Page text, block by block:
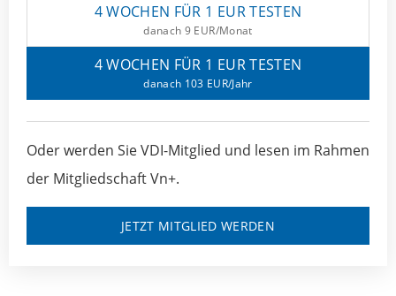
4 WOCHEN FÜR 1 EUR TESTEN
danach 9 EUR/Monat
4 WOCHEN FÜR 1 EUR TESTEN
danach 103 EUR/Jahr
Oder werden Sie VDI-Mitglied und lesen im Rahmen
der Mitgliedschaft Vn+.
JETZT MITGLIED WERDEN